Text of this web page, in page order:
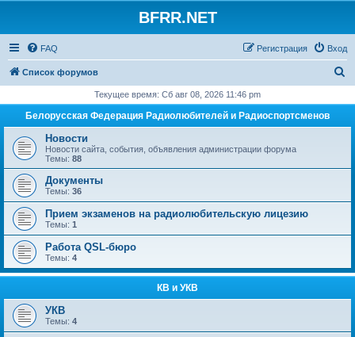
BFRR.NET
FAQ Вход
Регистрация
Список форумов
с
Текущее время: Сб авг 08, 2026 11:46 pm
Белорусская Федерация Радиолюбителей и Радиоспортсменов
Новости
Новости сайта, события, объявления администрации форума
Темы: 88
Документы
Темы: 36
Прием экзаменов на радиолюбительскую лицезию
Темы: 1
Работа QSL-бюро
Темы: 4
КВ и УКВ
УКВ
Темы: 4